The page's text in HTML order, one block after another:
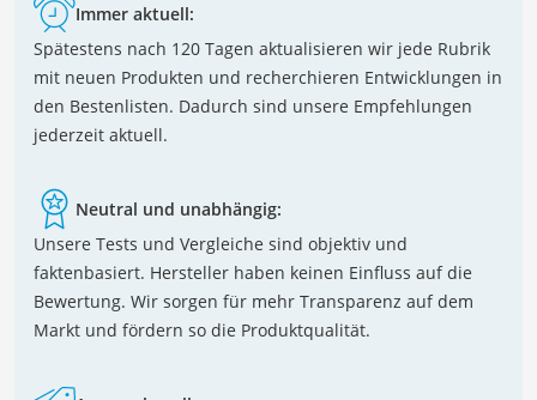
Immer aktuell:
Spätestens nach 120 Tagen aktualisieren wir jede Rubrik
mit neuen Produkten und recherchieren Entwicklungen in
den Bestenlisten. Dadurch sind unsere Empfehlungen
jederzeit aktuell.
Neutral und unabhängig:
Unsere Tests und Vergleiche sind objektiv und
faktenbasiert. Hersteller haben keinen Einfluss auf die
Bewertung. Wir sorgen für mehr Transparenz auf dem
Markt und fördern so die Produktqualität.